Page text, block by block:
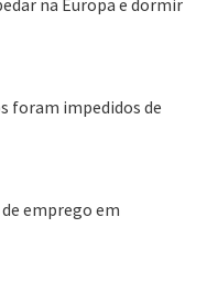
foram impedidos de
emprego em